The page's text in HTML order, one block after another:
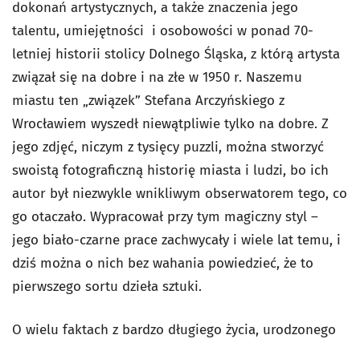
dokonań artystycznych, a także znaczenia jego
talentu, umiejętności i osobowości w ponad 70-
letniej historii stolicy Dolnego Śląska, z którą artysta
związał się na dobre i na złe w 1950 r. Naszemu
miastu ten „związek” Stefana Arczyńskiego z
Wrocławiem wyszedł niewątpliwie tylko na dobre. Z
jego zdjęć, niczym z tysięcy puzzli, można stworzyć
swoistą fotograficzną historię miasta i ludzi, bo ich
autor był niezwykle wnikliwym obserwatorem tego, co
go otaczało. Wypracował przy tym magiczny styl –
jego biało-czarne prace zachwycały i wiele lat temu, i
dziś można o nich bez wahania powiedzieć, że to
pierwszego sortu dzieła sztuki.
O wielu faktach z bardzo długiego życia, urodzonego